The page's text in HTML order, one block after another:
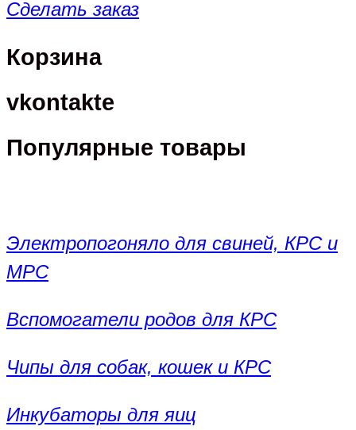
Сделать заказ
Корзина
vkontakte
Популярные товары
Электропогоняло для свиней, КРС и
МРС
Вспомогатели родов для КРС
Чипы для собак, кошек и КРС
Инкубаторы для яиц